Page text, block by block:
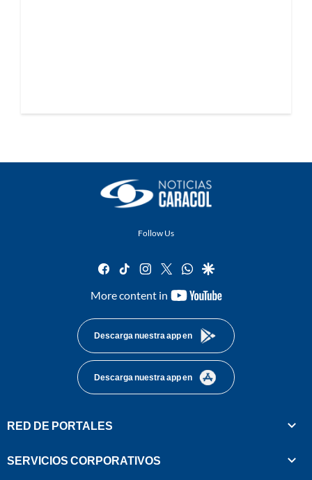
Follow Us
facebook
tiktok instagram
twitterwhatsapp
google
More content in
youtube-
Descarga nuestra app en
Descarga nuestra app en
RED DE PORTALES
SERVICIOS CORPORATIVOS